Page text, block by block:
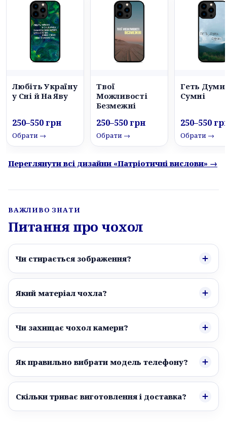
Любіть Україну
у Сні й На Яву
250–550 грн
Обрати →
Твої
Можливості
Безмежні
250–550 грн
Обрати →
Геть Думи
Сумні
250–550
Обрати →
Переглянути всі дизайни «Патріотичні вислови» →
ВАЖЛИВО ЗНАТИ
Питання про чохол
Чи стирається зображення?
Який матеріал чохла?
Чи захищає чохол камери?
Як правильно вибрати модель телефону?
Скільки триває виготовлення і доставка?